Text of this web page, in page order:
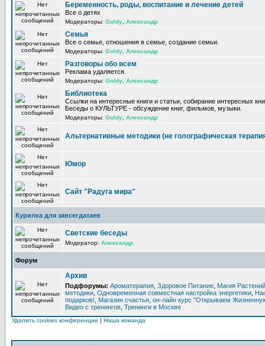
Беременность, роды, воспитание и лечение детей
Все о детях
Модераторы: Goldy Александр
Семья
Все о семье, отношения в семье, создание семьи.
Модераторы: Goldy Александр
Разговоры обо всем
Реклама удаляется.
Модераторы: Goldy Александр
Библиотека
Ссылки на интересные книги и статьи, собирание интересных
Беседы о КУЛЬТУРЕ - обсуждение книг, фильмов, музыки.
Модераторы: Goldy Александр
Альтернативные методики (не голографическая
Юмор
Сайт "Радуга мира"
Курилка для завсегдатаев
Светские беседы
Модератор: Александр
Форум
Архив
Подфорумы: Ароматерапия Здоровое Питание Магия Растений
методики Одновременная совместная настройка энергетики
подарков!
Магазин счастья он-лайн курс "Открываем
Видео с тренингов Тренинги в Москве
Удалить cookies конференции | Наша команда